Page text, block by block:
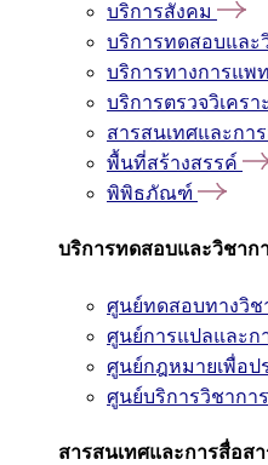
บริการสังคม
บริการทดสอบและ
บริการทางการแพ
บริการตรวจวิเคร
สารสนเทศและกา
พื้นที่สร้างสรรค์
พิพิธภัณฑ์
บริการทดสอบและวิชาก
ศูนย์ทดสอบทางวิช
ศูนย์การแปลและก
ศูนย์กฎหมายเพื่อป
ศูนย์บริการวิชากา
สารสนเทศและการสื่อส